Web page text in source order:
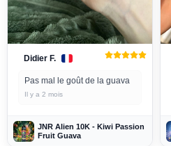
Didier F.
Pas mal le goût de la guava
Il y a 2 mois
JNR Alien 10K - Kiwi Passion
Fruit Guava